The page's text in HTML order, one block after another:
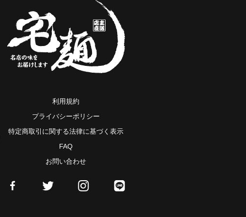
利用規約
プライバシーポリシー
特定商取引に関する法律に基づく表示
FAQ
お問い合わせ